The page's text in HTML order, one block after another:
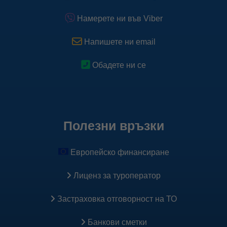
Научете повече
Научете повече за Pixel
Намерете ни във Viber
Напишете ни email
Обадете ни се
Полезни връзки
Европейско финансиране
Лиценз за туроператор
Застраховка oтговорност на ТО
Банкови сметки